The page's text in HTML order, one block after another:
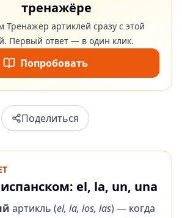
тренажёре
Тренажёр артиклей сразу с этой
Первый ответ — в один клик.
Попробовать
Поделиться
el, la, un, una
артикль (el, la, los, las) — когда